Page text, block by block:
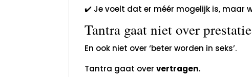
✔️ Je voelt dat er méér mogelijk is, maar
Tantra gaat niet over
En ook niet over ‘beter worden in seks’.
Tantra gaat oververtragen.